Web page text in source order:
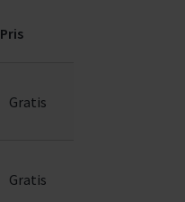
Pris
Gratis
Gratis